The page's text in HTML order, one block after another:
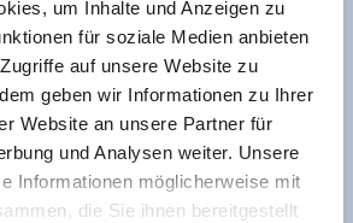
um Inhalte und Anzeigen zu
für soziale Medien anbieten
auf unsere Website zu
geben wir Informationen zu Ihrer
Website an unsere Partner für
und Analysen weiter. Unsere
Informationen möglicherweise mit
die Sie ihnen bereitgestellt